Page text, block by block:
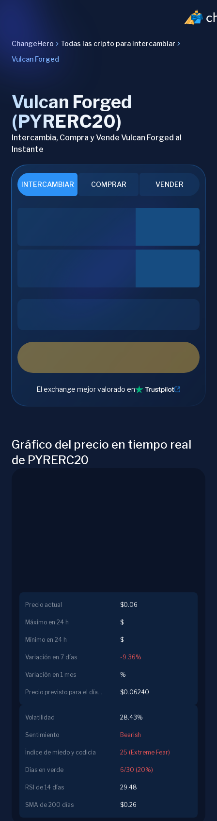
ChangeHero
Todas las cripto para intercambiar
Vulcan Forged
Vulcan Forged
(PYRERC20)
Intercambia, Compra y Vende Vulcan Forged al
Instante
INTERCAMBIAR COMPRAR VENDER
El exchange mejor valorado en
Gráfico del precio en tiempo real
de PYRERC20
Precio actual $0.06
Máximo en 24 h $
Mínimo en 24 h $
Variación en 7 días -9.36%
Variación en 1 mes %
Precio previsto para el día siguiente $0.06240
Volatilidad 28.43%
Sentimiento Bearish
Índice de miedo y codicia 25 (Extreme Fear)
Días en verde 6/30 (20%)
RSI de 14 días 29.48
SMA de 200 días $0.26